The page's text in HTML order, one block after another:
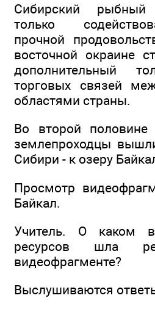
Сибирский
только
прочной
восточной окраине
дополнительный
торговых связей
областями страны.
Во второй половине
землепроходцы
Сибири - к озеру
Просмотр
Байкал.
Учитель. О каком
ресурсов шла
видеофрагменте?
Выслушиваются